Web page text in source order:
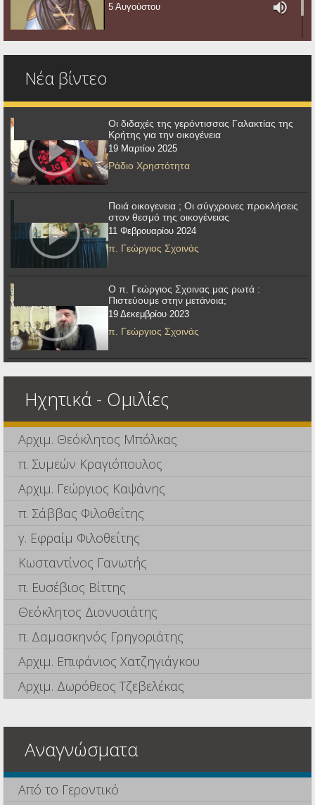
5 Αυγούστου
Νέα βίντεο
Οι διδαχές της γερόντισσας Γαλακτίας της
Κρήτης για την οικογένεια
19 Μαρτίου 2025
Ράδιο Χρηστότητα
Ποιά οικογενεια ; Οι σύγχρονες προκλήσεις
στον θεσμό της οικογένειας
11 Φεβρουαρίου 2024
π. Γεώργιος Σχοινάς
Ο π. Γεώργιος Σχοινας μας ρωτά :
Πιστεύουμε στην μετάνοια;
19 Δεκεμβρίου 2023
π. Γεώργιος Σχοινάς
Ηχητικά - Ομιλίες
Αρχιμ. Θεόκλητος Μπόλκας
π. Συμεών Κραγιόπουλος
Αρχιμ. Γεώργιος Καψάνης
π. Σάββας Φιλοθεΐτης
γ. Εφραίμ Φιλοθεΐτης
Κωσταντίνος Γανωτής
π. Ευσέβιος Βίττης
Θεόκλητος Διονυσιάτης
π. Δαμασκηνός Γρηγοριάτης
Αρχιμ. Επιφάνιος Χατζηγιάγκου
Αρχιμ. Δωρόθεος Τζεβελέκας
Αναγνώσματα
Από το Γεροντικό